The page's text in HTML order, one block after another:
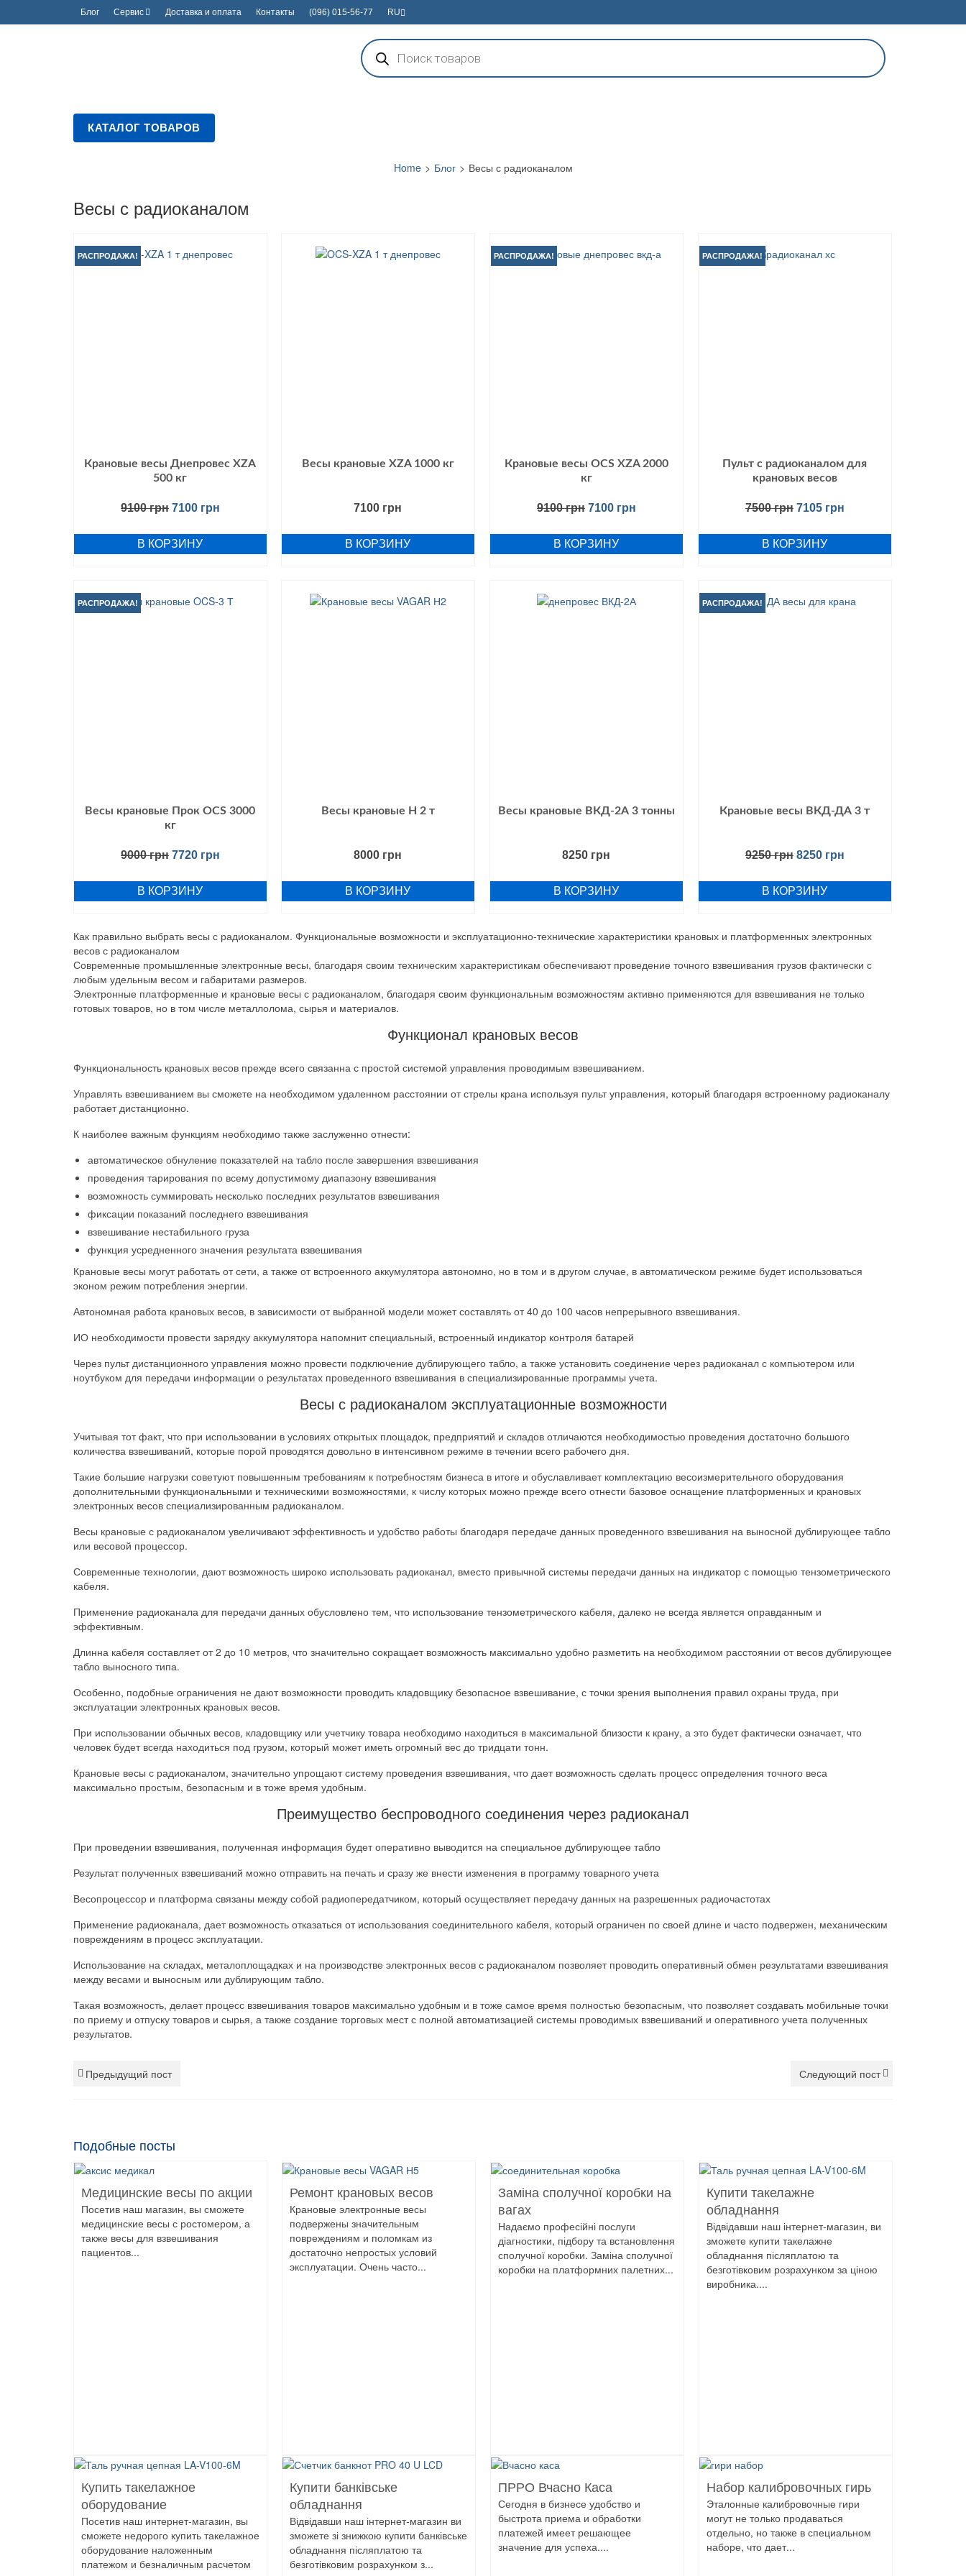
Блог Сервис Доставка и оплата Контакты (096) 015-56-77 RU
Поиск
товаров
КАТАЛОГ ТОВАРОВ
Home > Блог > Весы с радиоканалом
Весы с радиоканалом
РАСПРОДАЖА!
Крановые весы Днепровес XZA
500 кг
9100грн 7100 грн
В КОРЗИНУ
Весы крановые XZA 1000 кг
7100 грн
В КОРЗИНУ
РАСПРОДАЖА!
Крановые весы OCS XZA 2000
кг
9100грн 7100 грн
В КОРЗИНУ
РАСПРОДАЖА!
Пульт с радиоканалом для
крановых весов
7500грн 7105 грн
В КОРЗИНУ
РАСПРОДАЖА!
Весы крановые Прок OCS 3000
кг
9000грн 7720 грн
В КОРЗИНУ
Весы крановые Н 2 т
8000 грн
В КОРЗИНУ
Весы крановые ВКД-2А 3 тонны
8250 грн
В КОРЗИНУ
РАСПРОДАЖА!
Крановые весы ВКД-ДА 3 т
9250грн 8250 грн
В КОРЗИНУ
Как правильно выбрать весы с радиоканалом. Функциональные возможности и эксплуатационно-технические характеристики крановых и платформенных электронных
весов с радиоканалом
Современные промышленные электронные весы, благодаря своим техническим характеристикам обеспечивают проведение точного взвешивания грузов фактически с
любым удельным весом и габаритами размеров.
Электронные платформенные и крановые весы с радиоканалом, благодаря своим функциональным возможностям активно применяются для взвешивания не только
готовых товаров, но в том числе металлолома, сырья и материалов.
Функционал крановых весов
Функциональность крановых весов прежде всего связанна с простой системой управления проводимым взвешиванием.
Управлять взвешиванием вы сможете на необходимом удаленном расстоянии от стрелы крана используя пульт управления, который благодаря встроенному радиоканалу
работает дистанционно.
К наиболее важным функциям необходимо также заслуженно отнести:
автоматическое обнуление показателей на табло после завершения взвешивания
проведения тарирования по всему допустимому диапазону взвешивания
возможность суммировать несколько последних результатов взвешивания
фиксации показаний последнего взвешивания
взвешивание нестабильного груза
функция усредненного значения результата взвешивания
Крановые весы могут работать от сети, а также от встроенного аккумулятора автономно, но в том и в другом случае, в автоматическом режиме будет использоваться
эконом режим потребления энергии.
Автономная работа крановых весов, в зависимости от выбранной модели может составлять от 40 до 100 часов непрерывного взвешивания.
ИО необходимости провести зарядку аккумулятора напомнит специальный, встроенный индикатор контроля батарей
Через пульт дистанционного управления можно провести подключение дублирующего табло, а также установить соединение через радиоканал с компьютером или
ноутбуком для передачи информации о результатах проведенного взвешивания в специализированные программы учета.
Весы с радиоканалом эксплуатационные возможности
Учитывая тот факт, что при использовании в условиях открытых площадок, предприятий и складов отличаются необходимостью проведения достаточно большого
количества взвешиваний, которые порой проводятся довольно в интенсивном режиме в течении всего рабочего дня.
Такие большие нагрузки советуют повышенным требованиям к потребностям бизнеса в итоге и обуславливает комплектацию весоизмерительного оборудования
дополнительными функциональными и техническими возможностями, к числу которых можно прежде всего отнести базовое оснащение платформенных и крановых
электронных весов специализированным радиоканалом.
Весы крановые с радиоканалом увеличивают эффективность и удобство работы благодаря передаче данных проведенного взвешивания на выносной дублирующее табло
или весовой процессор.
Современные технологии, дают возможность широко использовать радиоканал, вместо привычной системы передачи данных на индикатор с помощью тензометрического
кабеля.
Применение радиоканала для передачи данных обусловлено тем, что использование тензометрического кабеля, далеко не всегда является оправданным и
эффективным.
Длинна кабеля составляет от 2 до 10 метров, что значительно сокращает возможность максимально удобно разметить на необходимом расстоянии от весов дублирующее
табло выносного типа.
Особенно, подобные ограничения не дают возможности проводить кладовщику безопасное взвешивание, с точки зрения выполнения правил охраны труда, при
эксплуатации электронных крановых весов.
При использовании обычных весов, кладовщику или учетчику товара необходимо находиться в максимальной близости к крану, а это будет фактически означает, что
человек будет всегда находиться под грузом, который может иметь огромный вес до тридцати тонн.
Крановые весы с радиоканалом, значительно упрощают систему проведения взвешивания, что дает возможность сделать процесс определения точного веса
максимально простым, безопасным и в тоже время удобным.
Преимущество беспроводного соединения через радиоканал
При проведении взвешивания, полученная информация будет оперативно выводится на специальное дублирующее табло
Результат полученных взвешиваний можно отправить на печать и сразу же внести изменения в программу товарного учета
Весопроцессор и платформа связаны между собой радиопередатчиком, который осуществляет передачу данных на разрешенных радиочастотах
Применение радиоканала, дает возможность отказаться от использования соединительного кабеля, который ограничен по своей длине и часто подвержен, механическим
повреждениям в процесс эксплуатации.
Использование на складах, металоплощадках и на производстве электронных весов с радиоканалом позволяет проводить оперативный обмен результатами взвешивания
между весами и выносным или дублирующим табло.
Такая возможность, делает процесс взвешивания товаров максимально удобным и в тоже самое время полностью безопасным, что позволяет создавать мобильные точки
по приему и отпуску товаров и сырья, а также создание торговых мест с полной автоматизацией системы проводимых взвешиваний и оперативного учета полученных
результатов.
Предыдущий пост Следующий пост
Подобные посты
Медицинские весы по акции
Посетив наш магазин, вы сможете
медицинские весы с ростомером, а
также весы для взвешивания
пациентов...
Ремонт крановых весов
Крановые электронные весы
подвержены значительным
повреждениям и поломкам из
достаточно непростых условий
эксплуатации. Очень часто...
Заміна сполучної коробки на
вагах
Надаємо професійні послуги
діагностики, підбору та встановлення
сполучної коробки. Заміна сполучної
коробки на платформних палетних...
Купити такелажне
обладнання
Відвідавши наш інтернет-магазин, ви
зможете купити такелажне
обладнання післяплатою та
безготівковим розрахунком за ціною
виробника....
Купить такелажное
оборудование
Посетив наш интернет-магазин, вы
сможете недорого купить такелажное
оборудование наложенным
платежом и безналичным расчетом
Купити банківське
обладнання
Відвідавши наш інтернет-магазин ви
зможете зі знижкою купити банківське
обладнання післяплатою та
безготівковим розрахунком з...
ПРРО Вчасно Каса
Сегодня в бизнесе удобство и
быстрота приема и обработки
платежей имеет решающее
значение для успеха....
Набор калибровочных гирь
Эталонные калибровочные гири
могут не только продаваться
отдельно, но также в специальном
наборе, что дает...